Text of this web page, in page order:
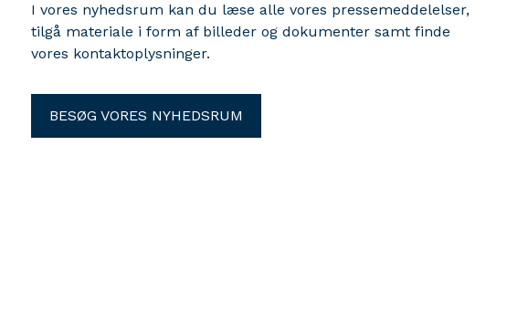
resultat, som afspejler, at banken
prioriterer investeringer i
I vores nyhedsrum kan du læse alle vores pressemeddelelser,
tilgå materiale i form af billeder og dokumenter samt finde
vores kontaktoplysninger.
BESØG VORES NYHEDSRUM